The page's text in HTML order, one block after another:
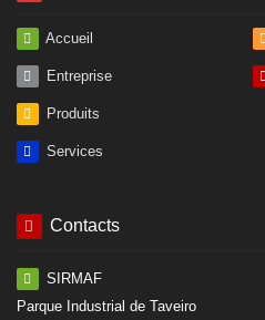
Accueil
Entreprise
Produits
Services
Contacts
SIRMAF
Parque Industrial de Taveiro